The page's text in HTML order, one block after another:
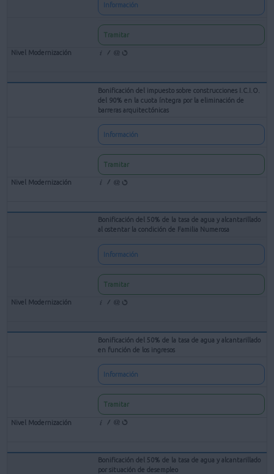
Información
Tramitar
Bonificación del impuesto sobre construcciones I.C.I.O.
del 90% en la cuota íntegra por la eliminación de
barreras arquitectónicas
Información
Tramitar
Bonificación del 50% de la tasa de agua y alcantarillado
al ostentar la condición de Familia Numerosa
Información
Tramitar
Bonificación del 50% de la tasa de agua y alcantarillado
en función de los ingresos
Información
Tramitar
Bonificación del 50% de la tasa de agua y alcantarillado
por situación de desempleo